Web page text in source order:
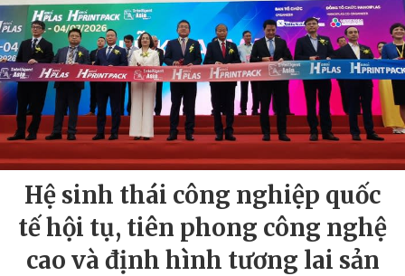
Hệ sinh thái công nghiệp quốc
tế hội tụ, tiên phong công nghệ
cao và định hình tương lai sản